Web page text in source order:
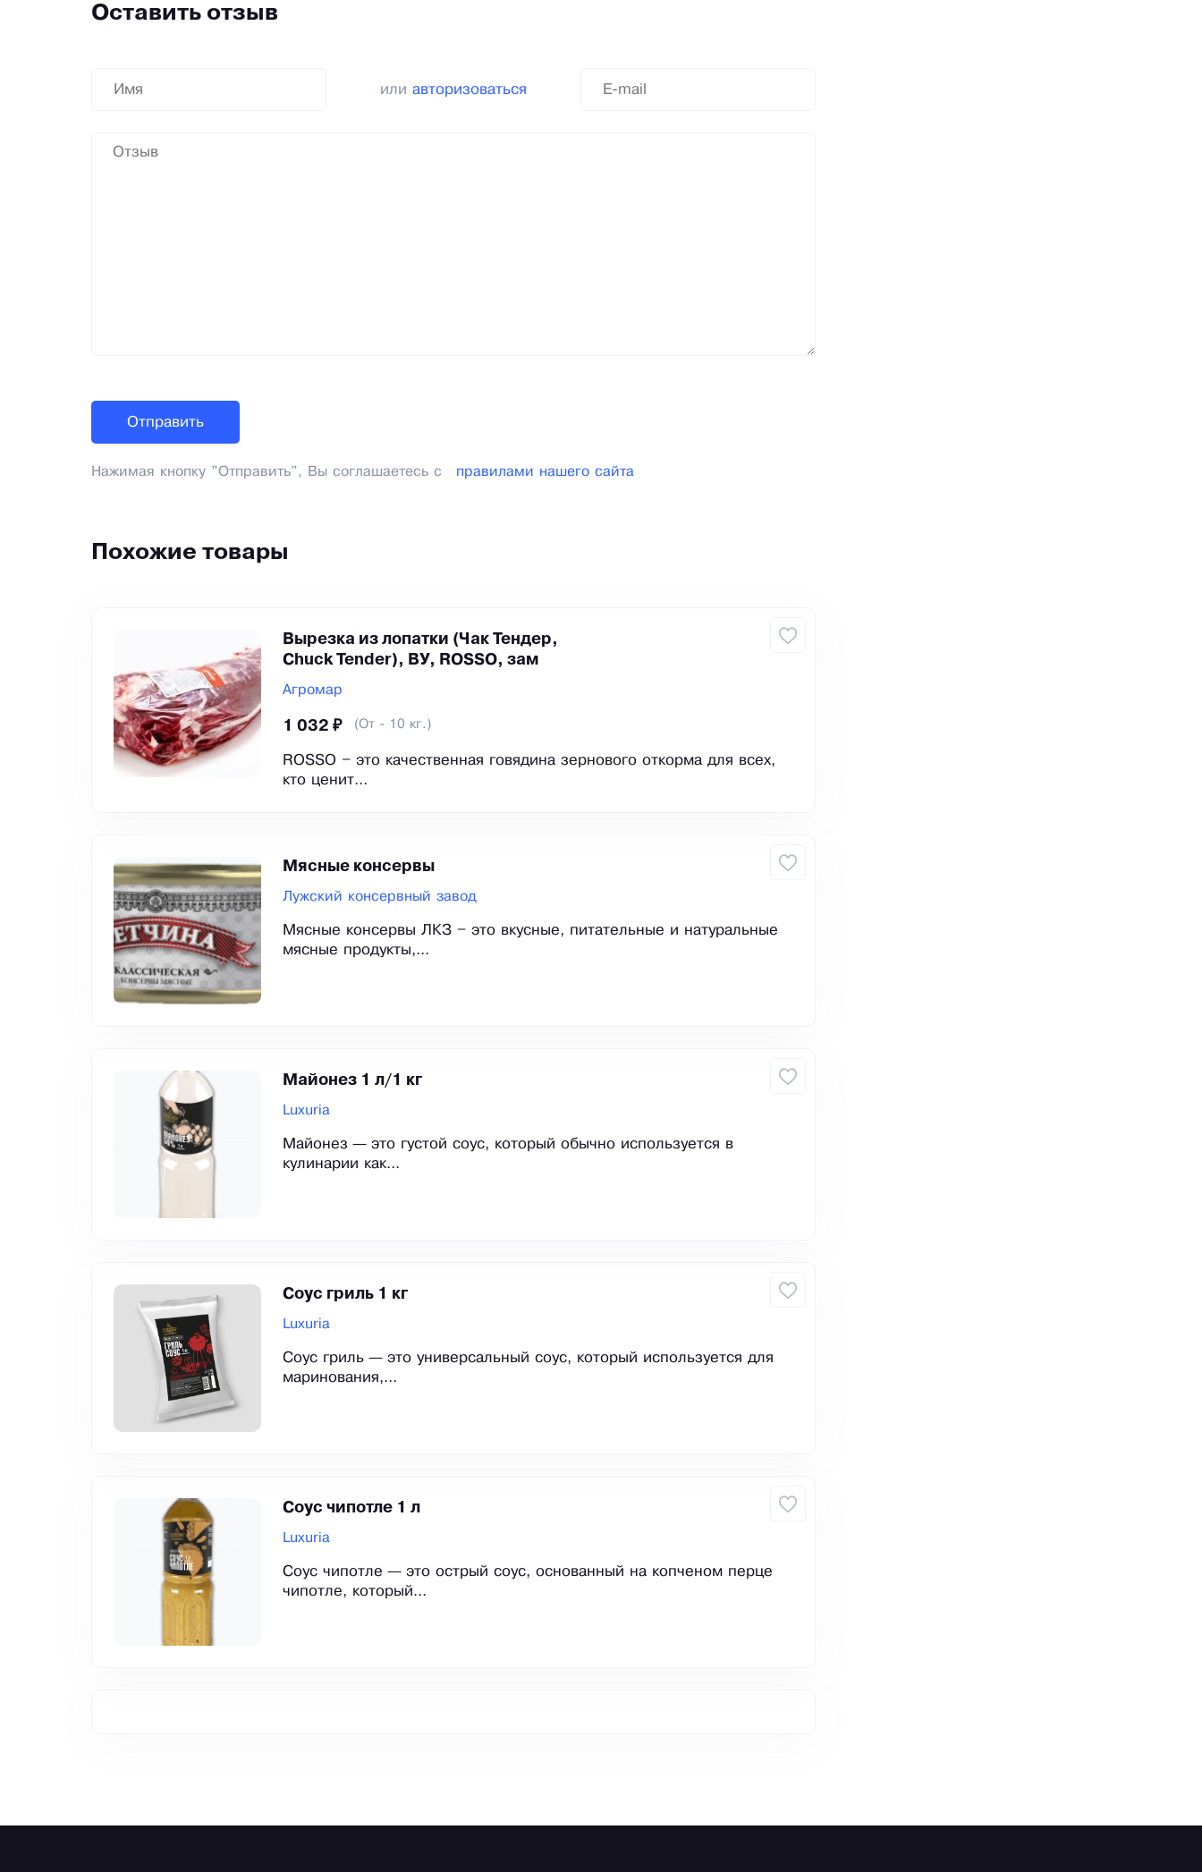
Оставить отзыв
или авторизоваться
Нажимая кнопку "Отправить", Вы соглашаетесь с правилами нашего сайта
Похожие товары
Вырезка из лопатки (Чак Тендер,
Chuck Tender), ВУ, ROSSO, зам
Агромар
1 032 ₽ (От - 10 кг.)
ROSSO – это качественная говядина зернового откорма для всех,
кто ценит...
Мясные консервы
Лужский консервный завод
Мясные консервы ЛКЗ – это вкусные, питательные и натуральные
мясные продукты,...
Майонез 1 л/1 кг
Luxuria
Майонез — это густой соус, который обычно используется в
кулинарии как...
Соус гриль 1 кг
Luxuria
Соус гриль — это универсальный соус, который используется для
маринования,...
Соус чипотле 1 л
Luxuria
Соус чипотле — это острый соус, основанный на копченом перце
чипотле, который...